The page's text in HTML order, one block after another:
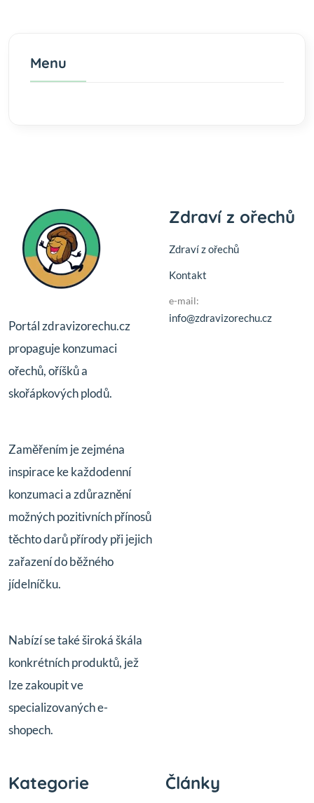
Menu
Portál zdravizorechu.cz
propaguje konzumaci
ořechů, oříšků a
skořápkových plodů.
Zaměřením je zejména
inspirace ke každodenní
konzumaci a zdůraznění
možných pozitivních přínosů
těchto darů přírody při jejich
zařazení do běžného
jídelníčku.
Nabízí se také široká škála
konkrétních produktů, jež
lze zakoupit ve
specializovaných e-
shopech.
Zdraví z ořechů
Zdraví z ořechů
Kontakt
e-mail:
info@zdravizorechu.cz
Kategorie Články